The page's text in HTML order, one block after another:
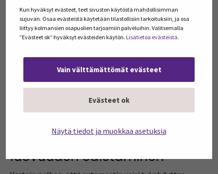
Kun hyväksyt evästeet, teet sivuston käytöstä mahdollisimman
sujuvan. Osaa evästeistä käytetään tilastollisiin tarkoituksiin, ja osa
liittyy kolmansien osapuolien tarjoamiin palveluihin. Valitsemalla
”Evästeet ok” hyväksyt evästeiden käytön. Lisätietoa evästeistä.
Vain välttämättömät evästeet
Evästeet ok
Näytä tiedot ja muokkaa asetuksia
tukeminen
Tekoälypohjainen analytiikka voi seurata työkuorman
muuttuu haitalliseksi. Hallinnoimalla ennakoivasti työn
henkistä kuormitusta organisaatiot voivat luoda
ympäristöjä, joissa työntekijät eivät pala loppuun. Tämä
vaatii organisaatioilta joustavuutta ja työntekijöiden
jaksamisen täytyy olla prioriteettina.
Innovaatiivisuuden ja
luovuuden edistäminen